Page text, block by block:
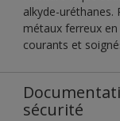
alkyde-
métaux ferreux
courants et
sécurité